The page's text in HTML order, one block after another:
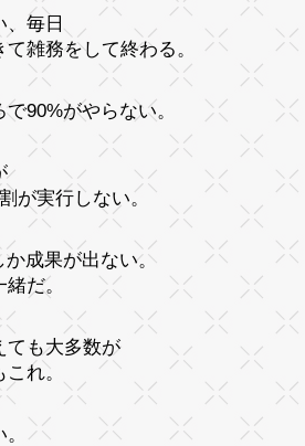
毎日
雑務をして終わる。
90%がやらない。
が実行しない。
か成果が出ない。
だ。
ても大多数が
れ。